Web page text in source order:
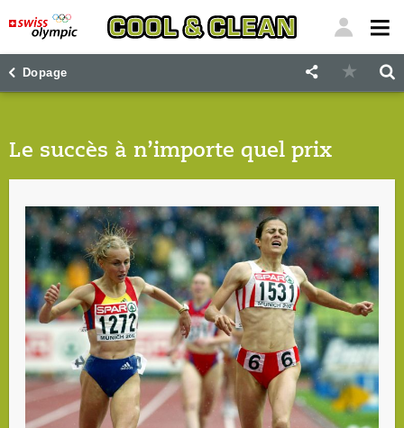
Dopage
Le succès à n’importe quel prix